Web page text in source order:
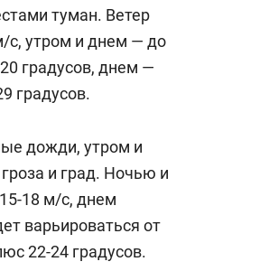
туман. Ветер
c, утром и днем — до
градусов, днем —
градусов.
дожди, утром и
и град. Ночью и
18 м/с, днем
варьироваться от
22-24 градусов.